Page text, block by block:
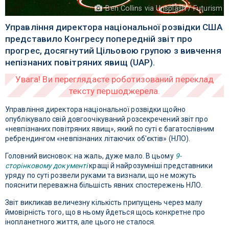
Ben Collins via Unsplash / Futurism
Управління директора національної розвідки США
представило Конгресу попередній звіт про
прогрес, досягнутий Цільовою групою з вивчення
непізнаних повітряних явищ (UAP).
Управління директора національної розвідки щойно
опублікувало свій довгоочікуваний розсекречений звіт про
«невпізнаних повітряних явищ», який по суті є багатослівним
ребрендингом «невпізнаних літаючих об'єктів» (НЛО).
Головний висновок: на жаль, дуже мало. В цьому 9-
сторінковому документікращі й найрозумніші представники
уряду по суті розвели руками та визнали, що не можуть
пояснити переважна більшість явних спостережень НЛО.
Звіт викликав величезну кількість припущень через малу
ймовірність того, що в ньому йдеться щось конкретне про
інопланетного життя, але цього не сталося.